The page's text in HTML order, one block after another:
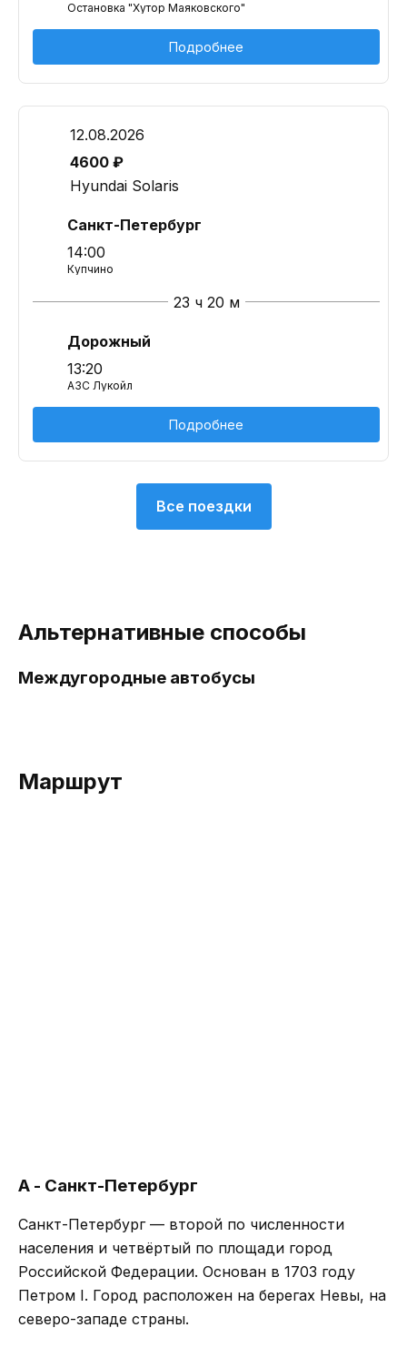
Остановка "Хутор Маяковского"
Подробнее
12.08.2026
4600 ₽
Hyundai Solaris
Санкт-Петербург
14:00
Купчино
23 ч 20 м
Дорожный
13:20
АЗС Лукойл
Подробнее
Все поездки
Альтернативные способы
Междугородные автобусы
Маршрут
А - Санкт-Петербург
Санкт-Петербург — второй по численности
населения и четвёртый по площади город
Российской Федерации. Основан в 1703 году
Петром I. Город расположен на берегах Невы, на
северо-западе страны.